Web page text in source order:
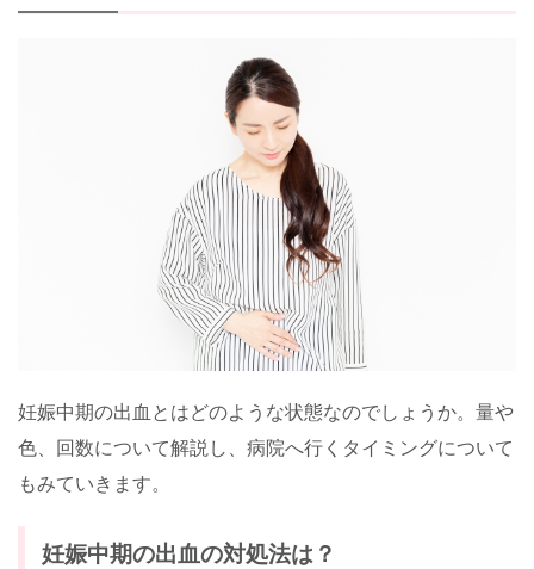
妊娠中期の出血とはどのような状態なのでしょうか。量や
色、回数について解説し、病院へ行くタイミングについて
もみていきます。
妊娠中期の出血の対処法は？